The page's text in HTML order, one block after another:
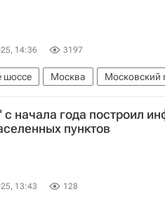
14:36 3197
шоссе Москва Московский
начала года построил
пунктов
13:43 128